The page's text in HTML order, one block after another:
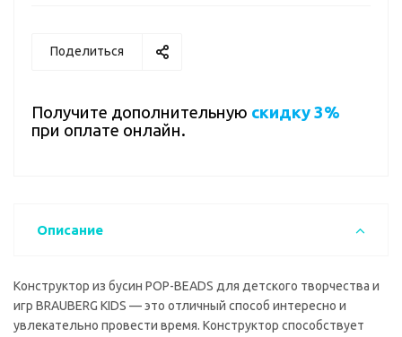
Поделиться
Получите дополнительную скидку 3%
при оплате онлайн.
Описание
Конструктор из бусин POP-BEADS для детского творчества и
игр BRAUBERG KIDS — это отличный способ интересно и
увлекательно провести время. Конструктор способствует